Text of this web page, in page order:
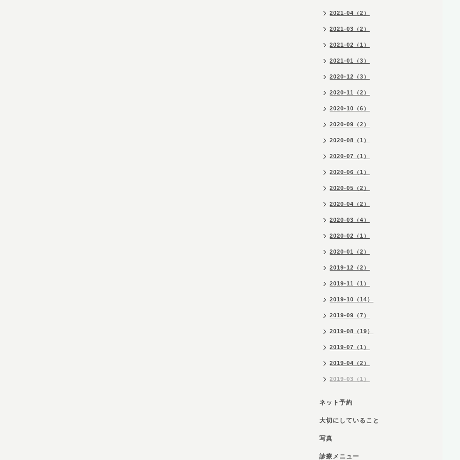
2021-04（2）
2021-03（2）
2021-02（1）
2021-01（3）
2020-12（3）
2020-11（2）
2020-10（6）
2020-09（2）
2020-08（1）
2020-07（1）
2020-06（1）
2020-05（2）
2020-04（2）
2020-03（4）
2020-02（1）
2020-01（2）
2019-12（2）
2019-11（1）
2019-10（14）
2019-09（7）
2019-08（19）
2019-07（1）
2019-04（2）
2019-03（1）
ネット予約
大切にしていること
写真
診療メニュー